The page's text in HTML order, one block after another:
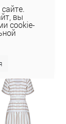
вы
cookie-